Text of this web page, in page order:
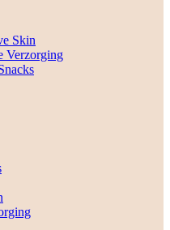
Skin
Verzorging